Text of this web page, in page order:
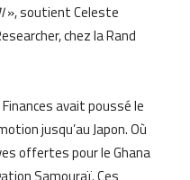
», soutient Celeste
chez la Rand
avait poussé le
jusqu’au Japon. Où
offertes pour le Ghana